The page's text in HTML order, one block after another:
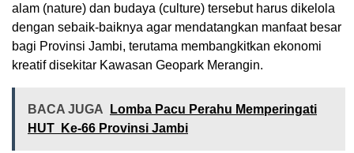
alam (nature) dan budaya (culture) tersebut harus dikelola
dengan sebaik-baiknya agar mendatangkan manfaat besar
bagi Provinsi Jambi, terutama membangkitkan ekonomi
kreatif disekitar Kawasan Geopark Merangin.
BACA JUGA
Lomba Pacu Perahu Memperingati
HUT Ke-66 Provinsi Jambi